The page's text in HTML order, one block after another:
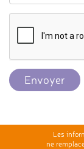
Envoyer
Les
ne